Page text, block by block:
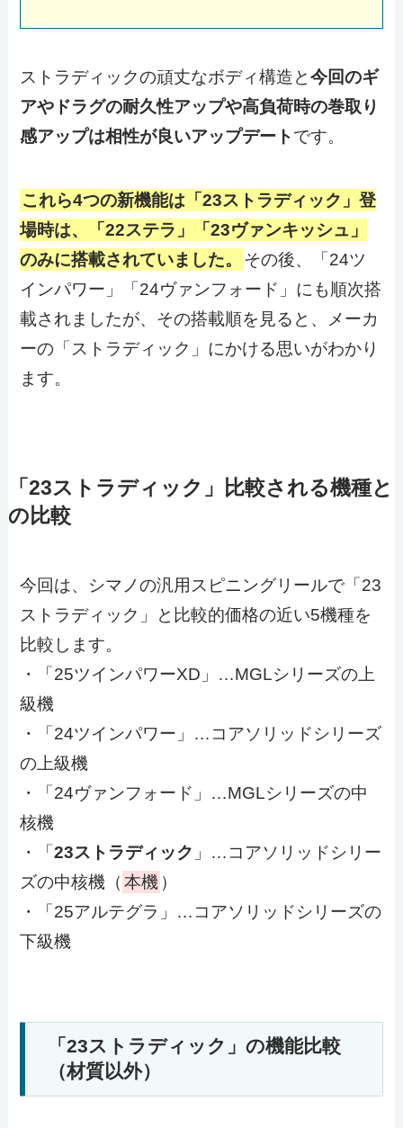
ストラディックの頑丈なボディ構造と今回のギ
アやドラグの耐久性アップや高負荷時の巻取り
感アップは相性が良いアップデートです。
これら4つの新機能は「23ストラディック」登
場時は、「22ステラ」「23ヴァンキッシュ」
のみに搭載されていました。
その後、「24ツ
インパワー」「24ヴァンフォード」にも順次搭
載されましたが、その搭載順を見ると、メーカ
ーの「ストラディック」にかける思いがわかり
ます。
「23ストラディック」比較される機種と
の比較
今回は、シマノの汎用スピニングリールで「23
ストラディック」と比較的価格の近い5機種を
比較します。
・「25ツインパワーXD」…MGLシリーズの上
級機
・「24ツインパワー」…コアソリッドシリーズ
の上級機
・「24ヴァンフォード」…MGLシリーズの中
核機
・「23ストラディック 」…コアソリッドシリー
ズの中核機（ 本機 ）
・「25アルテグラ」…コアソリッドシリーズの
下級機
「23ストラディック」の機能比較
（材質以外）